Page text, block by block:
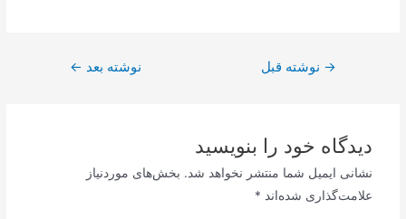
راهبری→ نوشته قبل نوشته بعد ←
دیدگاه‌ خود را بنویسید
نشانی ایمیل شما منتشر نخواهد شد. بخش‌های موردنیاز
علامت‌گذاری شده‌اند *